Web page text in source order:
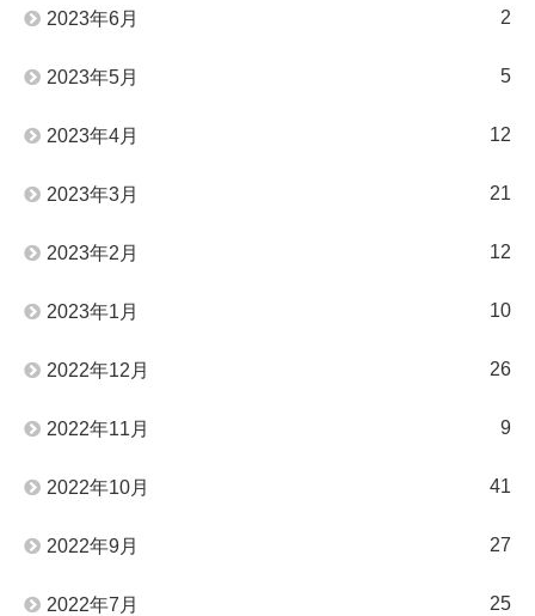
2023年6月 2
2023年5月 5
2023年4月 12
2023年3月 21
2023年2月 12
2023年1月 10
2022年12月 26
2022年11月 9
2022年10月 41
2022年9月 27
2022年7月 25